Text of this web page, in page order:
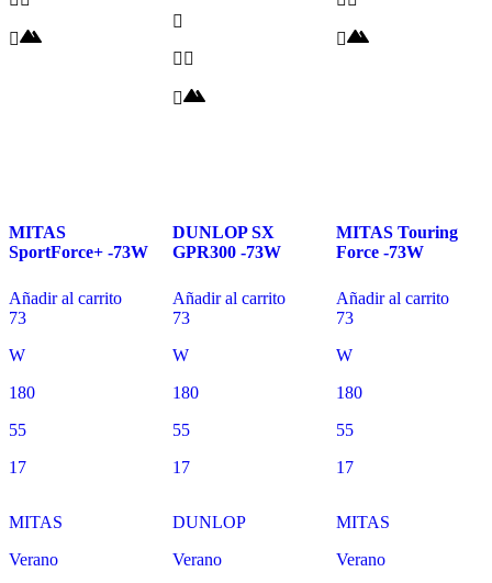
MITAS
SportForce+ -73W
Añadir al carrito
73
W
180
55
17
MITAS
Verano
DUNLOP SX
GPR300 -73W
Añadir al carrito
73
W
180
55
17
DUNLOP
Verano
MITAS Touring
Force -73W
Añadir al carrito
73
W
180
55
17
MITAS
Verano